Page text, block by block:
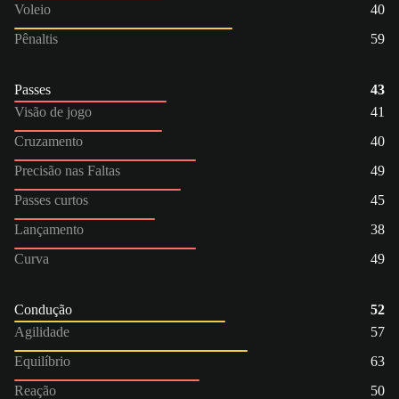
Voleio
40
Pênaltis
59
Passes
43
Visão de jogo
41
Cruzamento
40
Precisão nas Faltas
49
Passes curtos
45
Lançamento
38
Curva
49
Condução
52
Agilidade
57
Equilíbrio
63
Reação
50